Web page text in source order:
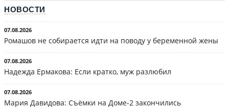
НОВОСТИ
07.08.2026
Ромашов не собирается идти на поводу у беременной жены
07.08.2026
Надежда Ермакова: Если кратко, муж разлюбил
07.08.2026
Мария Давидова: Съёмки на Доме-2 закончились